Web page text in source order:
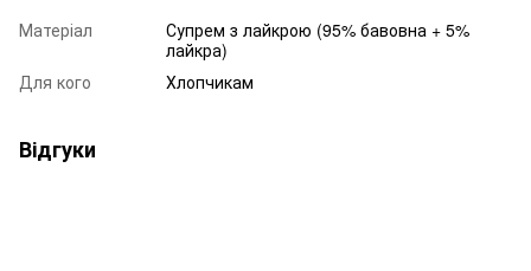
Матеріал
Супрем з лайкрою (95% бавовна + 5%
лайкра)
Для кого
Хлопчикам
Відгуки